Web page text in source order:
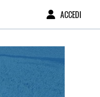
ACCEDI